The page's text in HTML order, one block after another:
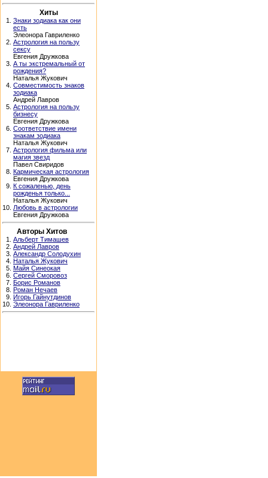
Хиты
1. Знаки зодиака как они
есть
Элеонора Гавриленко
2. Астрология на пользу
сексу
Евгения Дружкова
3. А ты экстремальный от
рождения?
Наталья Жукович
4. Совместимость знаков
зодиака
Андрей Лавров
5. Астрология на пользу
бизнесу
Евгения Дружкова
6. Соответствие имени
знакам зодиака
Наталья Жукович
7. Астрология фильма или
магия звезд
Павел Свиридов
8. Кармическая астрология
Евгения Дружкова
9. К сожаленью, день
рожденья только...
Наталья Жукович
10. Любовь в астрологии
Евгения Дружкова
Авторы Хитов
1. Альберт Тимашев
2. Андрей Лавров
3. Александр Солодухин
4. Наталья Жукович
5. Майя Синеокая
6. Сергей Сморовоз
7. Борис Романов
8. Роман Нечаев
9. Игорь Гайнутдинов
10. Элеонора Гавриленко